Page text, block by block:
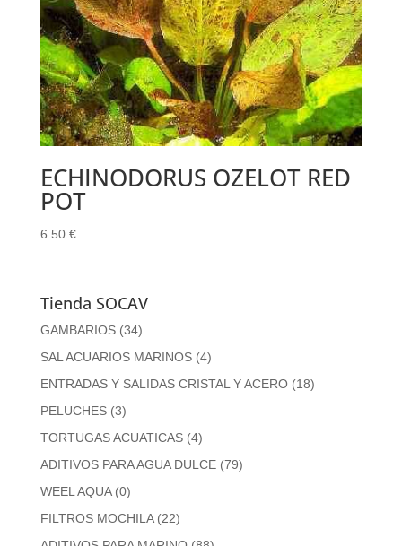
ECHINODORUS OZELOT RED
POT
6.50 €
Tienda SOCAV
GAMBARIOS (34)
SAL ACUARIOS MARINOS (4)
ENTRADAS Y SALIDAS CRISTAL Y ACERO (18)
PELUCHES (3)
TORTUGAS ACUATICAS (4)
ADITIVOS PARA AGUA DULCE (79)
WEEL AQUA (0)
FILTROS MOCHILA (22)